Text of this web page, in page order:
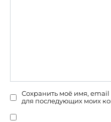
Сохранить моё имя, email
для последующих моих